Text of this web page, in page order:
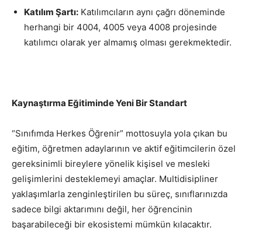
Katılım Şartı: Katılımcıların aynı çağrı döneminde
herhangi bir 4004, 4005 veya 4008 projesinde
katılımcı olarak yer almamış olması gerekmektedir.
Kaynaştırma Eğitiminde Yeni Bir Standart
“Sınıfımda Herkes Öğrenir” mottosuyla yola çıkan bu
eğitim, öğretmen adaylarının ve aktif eğitimcilerin özel
gereksinimli bireylere yönelik kişisel ve mesleki
gelişimlerini desteklemeyi amaçlar. Multidisipliner
yaklaşımlarla zenginleştirilen bu süreç, sınıflarınızda
sadece bilgi aktarımını değil, her öğrencinin
başarabileceği bir ekosistemi mümkün kılacaktır.